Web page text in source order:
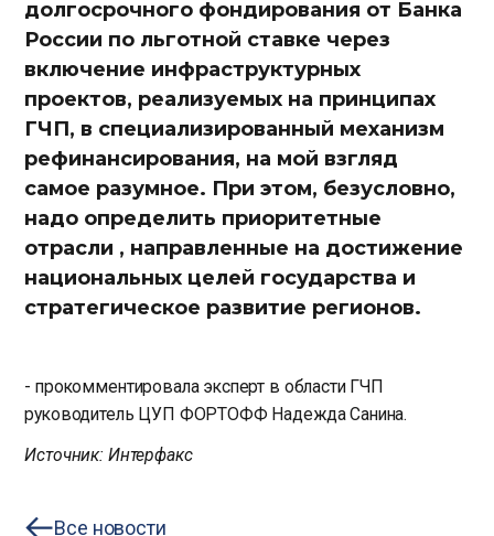
долгосрочного фондирования от Банка
России по льготной ставке через
включение инфраструктурных
проектов, реализуемых на принципах
ГЧП, в специализированный механизм
рефинансирования, на мой взгляд
самое разумное. При этом, безусловно,
надо определить приоритетные
отрасли , направленные на достижение
национальных целей государства и
стратегическое развитие регионов.
- прокомментировала эксперт в области ГЧП
руководитель ЦУП ФОРТОФФ Надежда Санина.
Источник: Интерфакс
Все новости